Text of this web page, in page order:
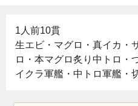
1人前10貫
生エビ・マグロ・真イカ・
ロ・本マグロ炙り中トロ・
イクラ軍艦・中トロ軍艦・